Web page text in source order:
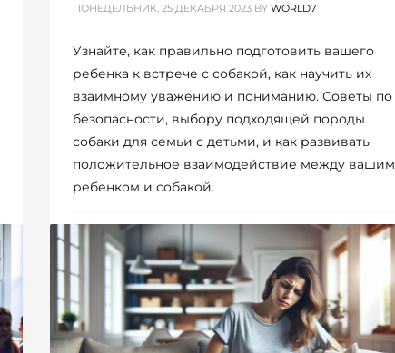
ПОНЕДЕЛЬНИК, 25 ДЕКАБРЯ 2023 BY WORLD7
Узнайте, как правильно подготовить вашего
ребенка к встрече с собакой, как научить их
взаимному уважению и пониманию. Советы по
безопасности, выбору подходящей породы
собаки для семьи с детьми, и как развивать
положительное взаимодействие между вашим
ребенком и собакой.
ОПУБЛИКОВАНО В